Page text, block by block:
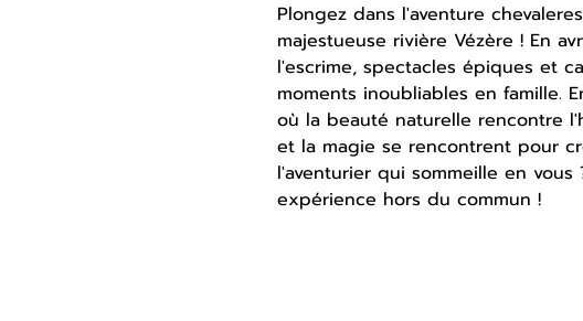
Plongez dans l'aventure
majestueuse rivière Vézère ! En
l'escrime, spectacles épiques et
moments inoubliables en famille.
où la beauté naturelle rencontre
et la magie se rencontrent pour
l'aventurier qui sommeille en
expérience hors du commun !